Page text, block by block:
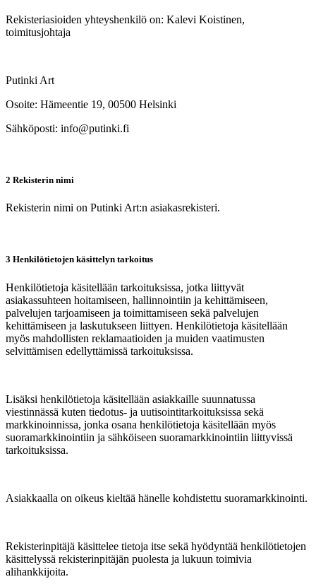
Rekisteriasioiden yhteyshenkilö on: Kalevi Koistinen,
toimitusjohtaja
Putinki Art
Osoite: Hämeentie 19, 00500 Helsinki
Sähköposti: info@putinki.fi
2 Rekisterin nimi
Rekisterin nimi on Putinki Art:n asiakasrekisteri.
3 Henkilötietojen käsittelyn tarkoitus
Henkilötietoja käsitellään tarkoituksissa, jotka liittyvät
asiakassuhteen hoitamiseen, hallinnointiin ja kehittämiseen,
palvelujen tarjoamiseen ja toimittamiseen sekä palvelujen
kehittämiseen ja laskutukseen liittyen. Henkilötietoja käsitellään
myös mahdollisten reklamaatioiden ja muiden vaatimusten
selvittämisen edellyttämissä tarkoituksissa.
Lisäksi henkilötietoja käsitellään asiakkaille suunnatussa
viestinnässä kuten tiedotus- ja uutisointitarkoituksissa sekä
markkinoinnissa, jonka osana henkilötietoja käsitellään myös
suoramarkkinointiin ja sähköiseen suoramarkkinointiin liittyvissä
tarkoituksissa.
Asiakkaalla on oikeus kieltää hänelle kohdistettu suoramarkkinointi.
Rekisterinpitäjä käsittelee tietoja itse sekä hyödyntää henkilötietojen
käsittelyssä rekisterinpitäjän puolesta ja lukuun toimivia
alihankkijoita.